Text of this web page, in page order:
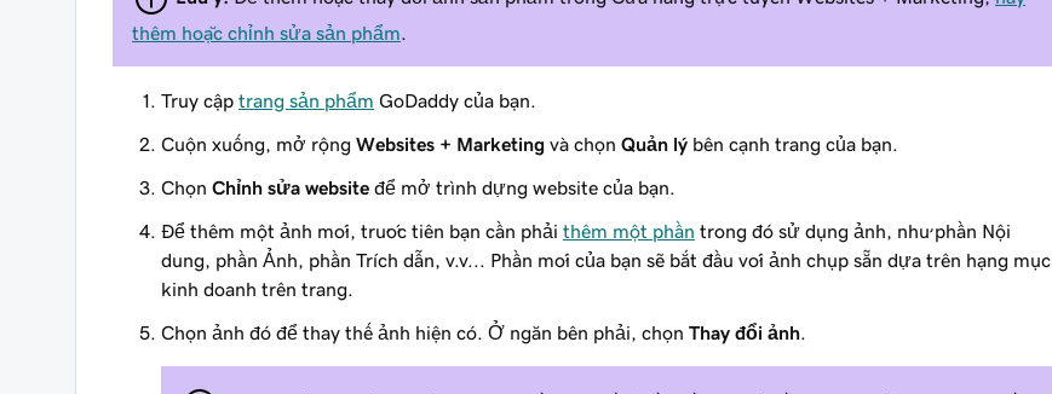
thêm hoặc chỉnh sửa sản phẩm
Truy cập trang sản phẩm GoDaddy của bạn.
Cuộn xuống, mở rộng Websites + Marketing và chọn Quản lý bên cạnh trang của bạn.
Chọn Chỉnh sửa website để mở trình dựng website của bạn.
Để thêm một ảnh mới, trước tiên bạn cần phải thêm một phần trong đó sử dụng ảnh, như phần Nội
dung, phần Ảnh, phần Trích dẫn, v.v... Phần mới của bạn sẽ bắt đầu với ảnh chụp sẵn dựa trên hạng mục
kinh doanh trên trang.
Chọn ảnh đó để thay thế ảnh hiện có. Ở ngăn bên phải, chọn Thay đổi ảnh